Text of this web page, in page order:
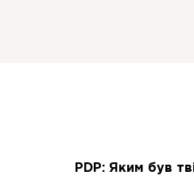
PDP: Яким був